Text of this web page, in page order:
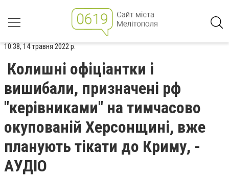
10:38, 14 травня 2022 р.
Колишні офіціантки і
вишибали, призначені рф
"керівниками" на тимчасово
окупованій Херсонщині, вже
планують тікати до Криму, -
АУДІО